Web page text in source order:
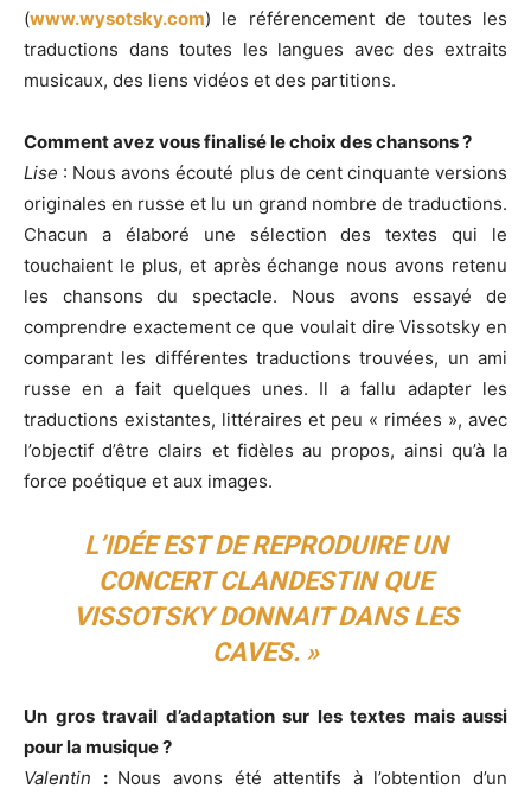
(www.wysotsky.com) le référencement de toutes les
traductions dans toutes les langues avec des extraits
musicaux, des liens vidéos et des partitions.
Comment avez vous finalisé le choix des chansons ?
Lise : Nous avons écouté plus de cent cinquante versions
originales en russe et lu un grand nombre de traductions.
Chacun a élaboré une sélection des textes qui le
touchaient le plus, et après échange nous avons retenu
les chansons du spectacle. Nous avons essayé de
comprendre exactement ce que voulait dire Vissotsky en
comparant les différentes traductions trouvées, un ami
russe en a fait quelques unes. Il a fallu adapter les
traductions existantes, littéraires et peu « rimées », avec
l’objectif d’être clairs et fidèles au propos, ainsi qu’à la
force poétique et aux images.
L’IDÉE EST DE REPRODUIRE UN
CONCERT CLANDESTIN QUE
VISSOTSKY DONNAIT DANS LES
CAVES. »
Un gros travail d’adaptation sur les textes mais aussi
pour la musique ?
Valentin : Nous avons été attentifs à l’obtention d’un